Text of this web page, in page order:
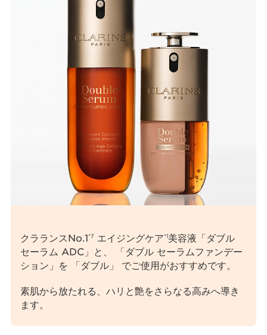
クラランスNo.1*7 エイジングケア*1美容液「ダブル
セーラム ADC」と、 「ダブル セーラムファンデー
ション」を 「ダブル」 でご使用がおすすめです。
素肌から放たれる、ハリと艶をさらなる高みへ導き
ます。